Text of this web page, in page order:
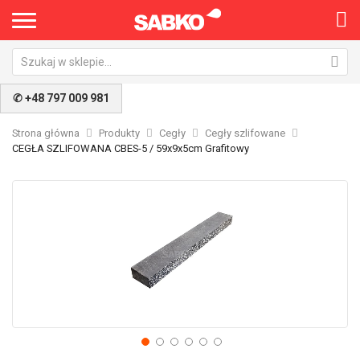
✆ +48 797 009 981
Strona główna Produkty Cegły
Cegły szlifowane
CEGŁA SZLIFOWANA CBES-5 / 59x9x5cm Grafitowy